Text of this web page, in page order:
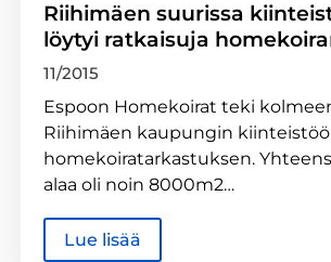
Riihimäen suurissa
löytyi ratkaisuja
11/2015
Espoon Homekoirat teki
Riihimäen kaupungin
homekoiratarkastuksen.
alaa oli noin 8000m2…
Lue lisää